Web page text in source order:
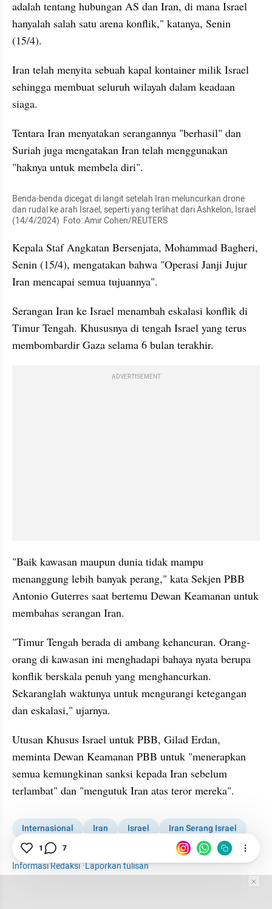
adalah tentang hubungan AS dan Iran, di mana Israel
hanyalah salah satu arena konflik," katanya, Senin
(15/4).
Iran telah menyita sebuah kapal kontainer milik Israel
sehingga membuat seluruh wilayah dalam keadaan
siaga.
Tentara Iran menyatakan serangannya "berhasil" dan
Suriah juga mengatakan Iran telah menggunakan
"haknya untuk membela diri".
Benda-benda dicegat di langit setelah Iran meluncurkan drone
dan rudal ke arah Israel, seperti yang terlihat dari Ashkelon, Israel
(14/4/2024)  Foto: Amir Cohen/REUTERS
Kepala Staf Angkatan Bersenjata, Mohammad Bagheri,
Senin (15/4), mengatakan bahwa "Operasi Janji Jujur
Iran mencapai semua tujuannya".
Serangan Iran ke Israel menambah eskalasi konflik di
Timur Tengah. Khususnya di tengah Israel yang terus
membombardir Gaza selama 6 bulan terakhir.
ADVERTISEMENT
"Baik kawasan maupun dunia tidak mampu
menanggung lebih banyak perang," kata Sekjen PBB
Antonio Guterres saat bertemu Dewan Keamanan untuk
membahas serangan Iran.
"Timur Tengah berada di ambang kehancuran. Orang-
orang di kawasan ini menghadapi bahaya nyata berupa
konflik berskala penuh yang menghancurkan.
Sekaranglah waktunya untuk mengurangi ketegangan
dan eskalasi," ujarnya.
Utusan Khusus Israel untuk PBB, Gilad Erdan,
meminta Dewan Keamanan PBB untuk "menerapkan
semua kemungkinan sanksi kepada Iran sebelum
terlambat" dan "mengutuk Iran atas teror mereka".
Internasional Iran Israel
Iran Serang Israel
Amerika
Informasi Redaksi·Laporkan tulisan
1 7